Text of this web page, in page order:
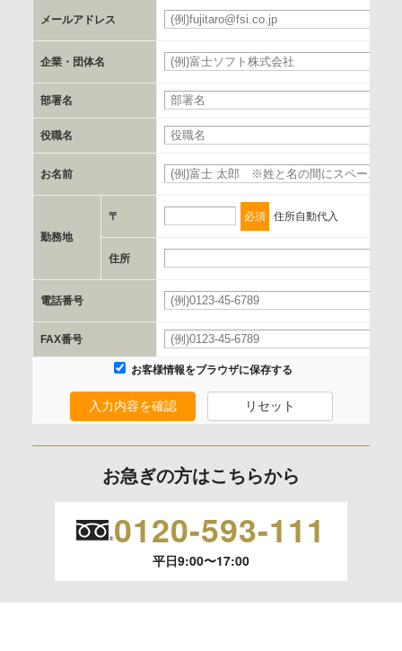
郵便番号、住所、電話番号、FAX番号、メールアドレス
c.第三者への提供の手段または手法
書類の送付又は電子的な方法
d.提供先および管理者
当社とイベント/セミナーを共同で開催する企業/団体
e.個人情報取り扱いに関する契約
当社と当該企業/団体とは、個人情報取扱に関する覚書の締結
を行います。
委託の有無
なし
保有個人データの開示等および問合わせ窓口について
の停止、消去および 第三者への提供の停止（「開示等」とい
開示等のご請求は、下記お問い合わせ先窓口へご連絡願いま
メールアドレス
企業・団体名
部署名
役職名
お名前
勤務地
〒 必須 住所自動代入
住所
電話番号
FAX番号
お客様情報をブラウザに保存する
入力内容を確認 リセット
お急ぎの方はこちらから
0120-593-111
平日9:00〜17:00